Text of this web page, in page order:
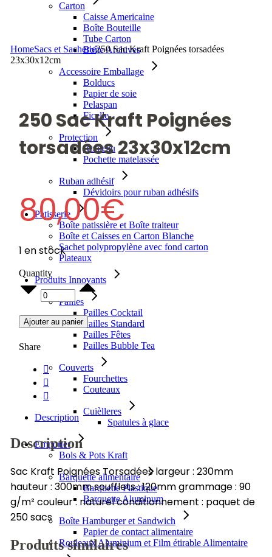
Carton
Caisse Americaine
Boîte Bouteille
Tube Carton
Boîte Archives
Accessoire Emballage
Bolducs
Papier de soie
Pelaspan
Ficelle
Protection
Rouleau
Pochette matelassée
Ruban adhésif
Dévidoirs pour ruban adhésifs
Patisserie
Boîte patissière et Boîte traiteur
Boîte et Caisses en Carton Blanche
Sachet polypropylène avec fond carton
Plateaux
Produits Innovants
Pailles
Pailles Cocktail
Pailles Standard
Pailles Fêtes
Pailles Bubble Tea
Couverts
Fourchettes
Couteaux
Cuièlleres
Spatules à glace
Emporter
Bols & Pots Kraft
Barquette alimentaire
Barquette Plastique
Barquette Aluminum
Boîte Hamburger et Sandwich
Papier de contact alimentaire
Rouleaux Aluminium et Film étirable Alimentaire
HomeSacs et Sacherie250 Sac Kraft Poignées torsadées
23x30x12cm
250 Sac Kraft Poignées
torsadées 23x30x12cm
80,00€
1 en stock
Quantity
250
Sac
Poignées
torsadées
quantity
Ajouter au panier
Share
Description
Description
Sac Kraft Poignées Torsadées largeur : 230mm
hauteur : 300mm soufflets : 120mm grammage : 90
g/m² couleur : naturel conditionnement : paquet de
250 sacs
Produits similaires